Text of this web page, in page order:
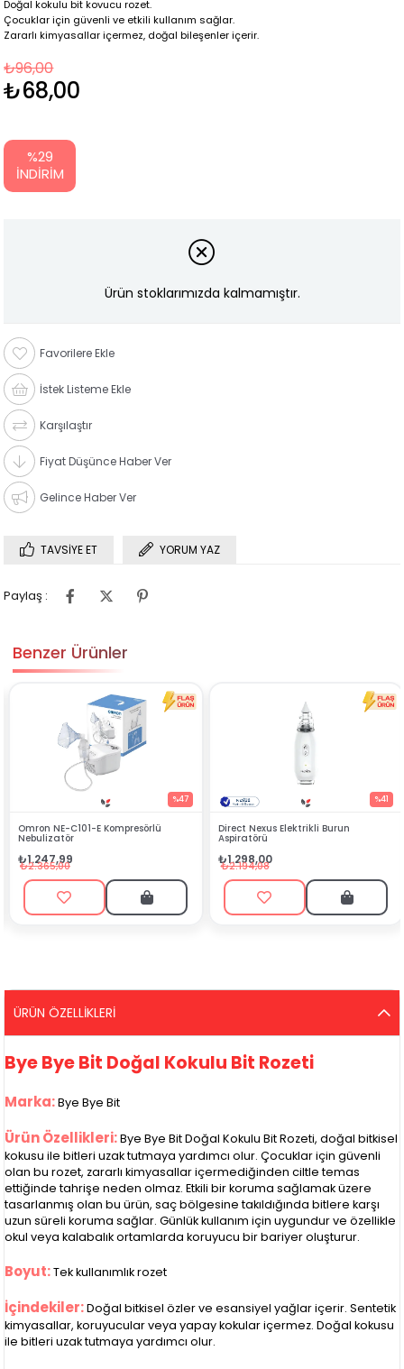
Doğal kokulu bit kovucu rozet.
Çocuklar için güvenli ve etkili kullanım sağlar.
Zararlı kimyasallar içermez, doğal bileşenler içerir.
₺96,00
₺68,00
%29
İNDIRIM
Ürün stoklarımızda kalmamıştır.
Favorilere Ekle
İstek Listeme Ekle
Karşılaştır
Fiyat Düşünce Haber Ver
Gelince Haber Ver
TAVSIYE ET YORUM YAZ
Paylaş :
Benzer Ürünler
%47
E Kompresörlü
%41
Direct Nexus Elektrikli Burun
KARGO BEDAVA
Direct Nexus
ÜRÜN ÖZELLIKLERI
Bye Bye Bit Doğal Kokulu Bit Rozeti
Marka: Bye Bye Bit
Ürün Özellikleri: Bye Bye Bit Doğal Kokulu Bit Rozeti, doğal bitkisel
kokusu ile bitleri uzak tutmaya yardımcı olur. Çocuklar için güvenli
olan bu rozet, zararlı kimyasallar içermediğinden ciltle temas
ettiğinde tahrişe neden olmaz. Etkili bir koruma sağlamak üzere
tasarlanmış olan bu ürün, saç bölgesine takıldığında bitlere karşı
uzun süreli koruma sağlar. Günlük kullanım için uygundur ve özellikle
okul veya kalabalık ortamlarda koruyucu bir bariyer oluşturur.
Boyut: Tek kullanımlık rozet
İçindekiler: Doğal bitkisel özler ve esansiyel yağlar içerir. Sentetik
kimyasallar, koruyucular veya yapay kokular içermez. Doğal kokusu
ile bitleri uzak tutmaya yardımcı olur.